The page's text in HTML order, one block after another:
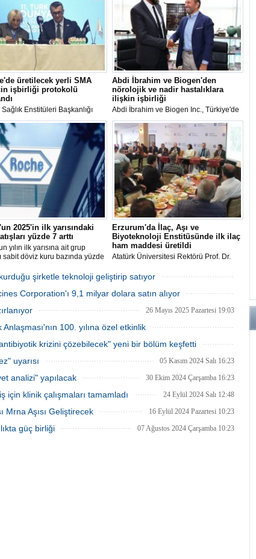
üretilecek yerli SMA
işbirliği protokolü
Enstitüleri Başkanlığı
ile Polifarma İlaç arasında
Müsküler Atrofi) hastalığına
"Yerli İlaç ve Etkin Madde
Projesi-Klinik Araştırma İşbirliği
imzalandı.
Abdi İbrahim ve Biogen'den
nörolojik ve nadir hastalıklara
ilişkin işbirliği
Abdi İbrahim ve Biogen Inc., Türkiye'de
nörolojik ve nadir hastalıkların
tedavisinde kullanılan Biogen ilaçlarının
distribütörlüğü için stratejik işbirliği
yaptı.
2025'in ilk yarısındaki
yüzde 7 arttı
yılın ilk yarısına ait grup
sabit döviz kuru bazında yüzde
Erzurum'da İlaç, Aşı ve
Biyoteknoloji Enstitüsünde ilk ilaç
ham maddesi üretildi
Atatürk Üniversitesi Rektörü Prof. Dr.
kurulan İlaç, Aşı ve Biyoteknoloji
Enstitüsünde bir ilacın ham maddesinin,
Çin'den daha ucuz maliyetle üretildiğini
şirketle teknoloji geliştirip satıyor
24 Haziran 2025 Salı 11:13
Corporation'ı 9,1 milyar dolara satın alıyor
02 Haziran 2025 Pazartesi 12:08
26 Mayıs 2025 Pazartesi 19:03
100. yılına özel etkinlik
09 Mayıs 2025 Cuma 16:28
krizini çözebilecek" yeni bir bölüm keşfetti
06 Mart 2025 Perşembe 19:13
uyarısı 05 Kasım 2024 Salı 16:23
analizi" yapılacak 30 Ekim 2024 Çarşamba 16:23
klinik çalışmaları tamamladı 24 Eylül 2024 Salı 12:48
Mrna Aşısı Geliştirecek 16 Eylül 2024 Pazartesi 10:23
güç birliği 07 Ağustos 2024 Çarşamba 10:23